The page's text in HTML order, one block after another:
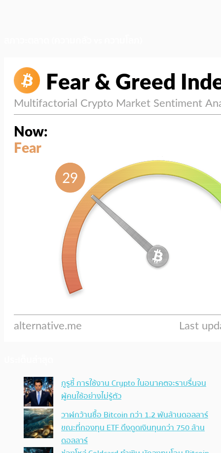
กูรูชี้ การใช้งาน Crypto ในอนาคตจะราบรื่นจน
ผู้คนใช้อย่างไม่รู้ตัว
วาฬกว้านซื้อ Bitcoin กว่า 1.2 พันล้านดอลลาร์
ขณะที่กองทุน ETF ดึงดูดเงินทุนกว่า 750 ล้าน
ดอลลาร์